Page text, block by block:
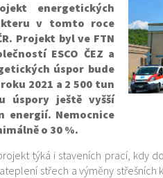
energetických
v tomto roce
Projekt byl ve FTN
ESCO ČEZ a
úspor bude
2021 a 2 500 tun
úspory ještě vyšší
energií. Nemocnice
o 30 %.
týká i staveních prací, kdy
střech a výměny střešních